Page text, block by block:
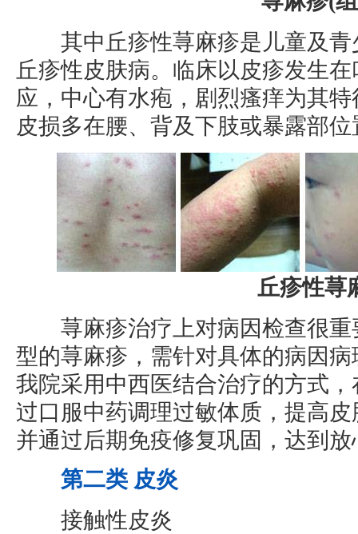
其中丘疹性荨麻疹是儿童及青
丘疹性皮肤病。临床以皮疹发生
应，中心有水疱，剧烈瘙痒为其
皮损多在腰、背及下肢或暴露部位
丘疹性荨
荨麻疹治疗上对病因检查很重
型的荨麻疹，需针对具体的病因
我院采用中西医结合治疗的方式
过口服中药调理过敏体质，提高
并通过后期免疫修复巩固，达到
第二类 皮炎
接触性皮炎